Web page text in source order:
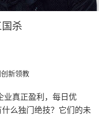
杀
新领教
业真正盈利，每日优
么独门绝技？它们的未